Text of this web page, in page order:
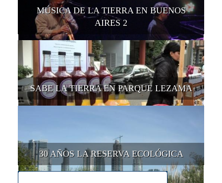
MÚSICA DE LA TIERRA EN BUENOS
AIRES 2
SABE LA TIERRA EN PARQUE LEZAMA
30 AÑOS LA RESERVA ECOLÓGICA